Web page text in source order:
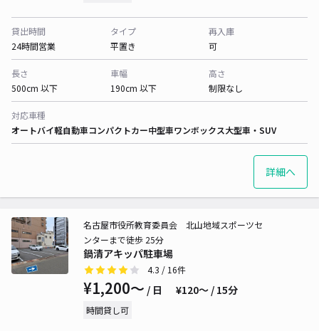
貸出時間
24時間営業
タイプ
平置き
再入庫
可
長さ
500cm 以下
車幅
190cm 以下
高さ
制限なし
対応車種
オートバイ軽自動車コンパクトカー中型車ワンボックス大型車・SUV
詳細へ
鍋清アキッパ駐車場
名古屋市役所教育委員会 北山地域スポーツセ
ンターまで徒歩 25分
4.3 / 16件
¥1,200〜 / 日 ¥120〜 / 15分
時間貸し可